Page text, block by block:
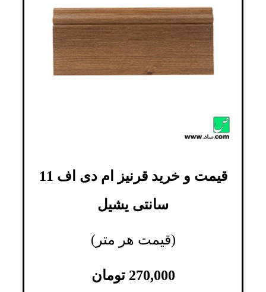
قیمت و خرید قرنیز ام دی اف 11
سانتی یشیل
(قیمت هر متر)
270,000 تومان